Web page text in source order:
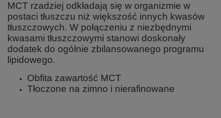
MCT rzadziej odkładają się w organizmie w
postaci tłuszczu niż większość innych kwasów
tłuszczowych. W połączeniu z niezbędnymi
kwasami tłuszczowymi stanowi doskonały
dodatek do ogólnie zbilansowanego programu
lipidowego.
Obfita zawartość MCT
Tłoczone na zimno i nierafinowane